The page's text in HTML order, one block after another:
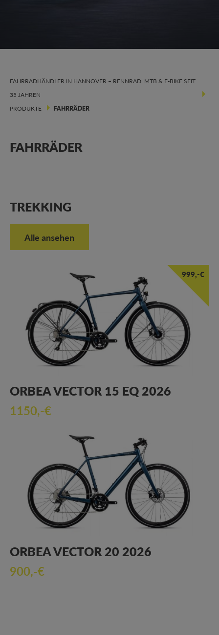
FAHRRADHÄNDLER IN HANNOVER – RENNRAD, MTB & E-BIKE SEIT
35 JAHREN
PRODUKTE
FAHRRÄDER
FAHRRÄDER
TREKKING
Alle ansehen
999,-€
ORBEA VECTOR 15 EQ 2026
1150,-€
ORBEA VECTOR 20 2026
900,-€